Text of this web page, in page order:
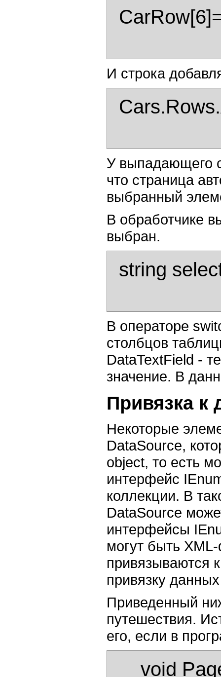
И строка
У выпадающего
что страница
выбранный
В обработчике
выбран.
В операторе
столбцов
DataTextField -
значение. В
Привязка к
Некоторые
DataSource,
object, то есть
интерфейс
коллекции. В
DataSource
интерфейсы
могут быть
привязываются
привязку
Приведенный
путешествия.
его, если в